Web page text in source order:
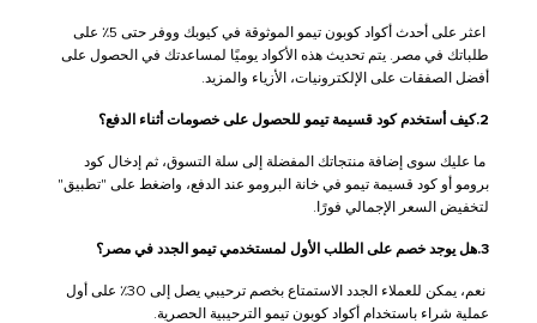
اعثر على أحدث أكواد كوبون تيمو الموثوقة في كيوبك ووفر حتى 5٪ على
طلباتك في مصر. يتم تحديث هذه الأكواد يوميًا لمساعدتك في الحصول على
أفضل الصفقات على الإلكترونيات، الأزياء والمزيد.
2.كيف أستخدم كود قسيمة تيمو للحصول على خصومات أثناء الدفع؟
ما عليك سوى إضافة منتجاتك المفضلة إلى سلة التسوق، ثم إدخال كود
برومو أو كود قسيمة تيمو في خانة البرومو عند الدفع، واضغط على "تطبيق"
لتخفيض السعر الإجمالي فورًا.
3.هل يوجد خصم على الطلب الأول لمستخدمي تيمو الجدد في مصر؟
نعم، يمكن للعملاء الجدد الاستمتاع بخصم ترحيبي يصل إلى 30٪ على أول
عملية شراء باستخدام أكواد كوبون تيمو الترحيبية الحصرية.